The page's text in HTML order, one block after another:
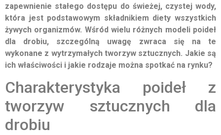
zapewnienie stałego dostępu do świeżej, czystej wody,
która jest podstawowym składnikiem diety wszystkich
żywych organizmów. Wśród wielu różnych modeli poideł
dla drobiu, szczególną uwagę zwraca się na te
wykonane z wytrzymałych tworzyw sztucznych. Jakie są
ich właściwości i jakie rodzaje można spotkać na rynku?
Charakterystyka poideł z
tworzyw sztucznych dla
drobiu